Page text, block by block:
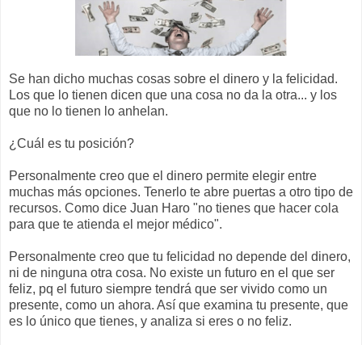
Se han dicho muchas cosas sobre el dinero y la felicidad.
Los que lo tienen dicen que una cosa no da la otra... y los
que no lo tienen lo anhelan.
¿Cuál es tu posición?
Personalmente creo que el dinero permite elegir entre
muchas más opciones. Tenerlo te abre puertas a otro tipo de
recursos. Como dice Juan Haro "no tienes que hacer cola
para que te atienda el mejor médico".
Personalmente creo que tu felicidad no depende del dinero,
ni de ninguna otra cosa. No existe un futuro en el que ser
feliz, pq el futuro siempre tendrá que ser vivido como un
presente, como un ahora. Así que examina tu presente, que
es lo único que tienes, y analiza si eres o no feliz.